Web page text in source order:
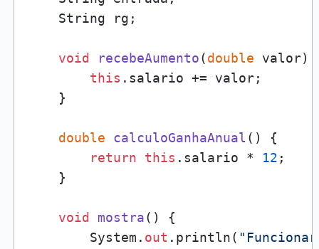
    String rg;
void recebeAumento(double valor)
this .salario += valor;
    }
double calculoGanhaAnual ()
{
return
this .salario * 12 ;
    }
void mostra()
{
        System.
out .println(